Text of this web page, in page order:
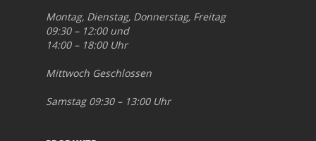
Montag, Dienstag, Donnerstag, Freitag
09:30 – 12:00 und
14:00 – 18:00 Uhr
Mittwoch Geschlossen
Samstag 09:30 – 13:00 Uhr